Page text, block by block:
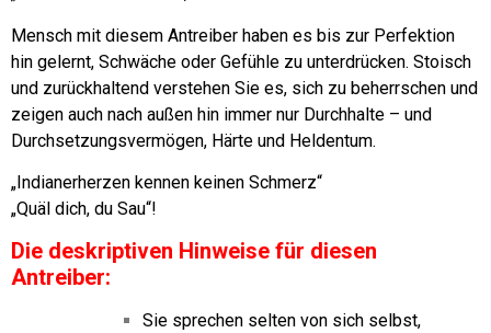
Mensch mit diesem Antreiber haben es bis zur Perfektion
hin gelernt, Schwäche oder Gefühle zu unterdrücken. Stoisch
und zurückhaltend verstehen Sie es, sich zu beherrschen und
zeigen auch nach außen hin immer nur Durchhalte – und
Durchsetzungsvermögen, Härte und Heldentum.
„Indianerherzen kennen keinen Schmerz“
„Quäl dich, du Sau“!
Die deskriptiven Hinweise für diesen
Antreiber:
Sie sprechen selten von sich selbst,